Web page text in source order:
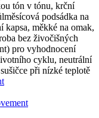
tón v tónu, krční
podsádka na
kapsa, měkké na omak,
bez živočišných
pro vyhodnocení
cyklu, neutrální
při nízké teplotě